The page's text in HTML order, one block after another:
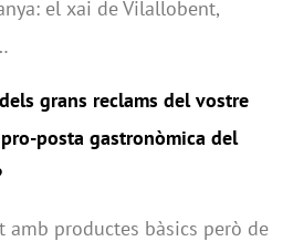
el xai de Vilallobent,
grans reclams del vostre
posta gastronòmica del
amb productes bàsics però de